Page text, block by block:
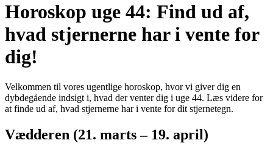
Horoskop uge 44: Find ud af,
hvad stjernerne har i vente for
dig!
Velkommen til vores ugentlige horoskop, hvor vi giver dig en
dybdegående indsigt i, hvad der venter dig i uge 44. Læs videre for
at finde ud af, hvad stjernerne har i vente for dit stjernetegn.
Vædderen (21. marts – 19. april)